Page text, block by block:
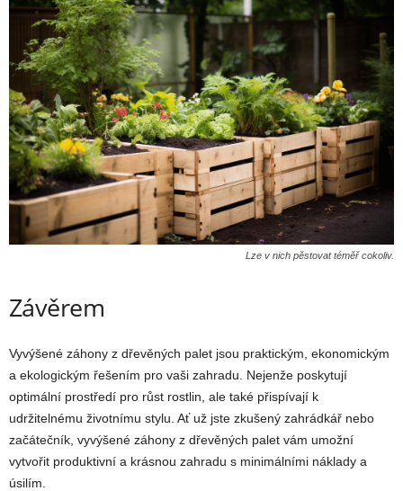
Lze v nich pěstovat téměř cokoliv.
Závěrem
Vyvýšené záhony z dřevěných palet jsou praktickým, ekonomickým
a ekologickým řešením pro vaši zahradu. Nejenže poskytují
optimální prostředí pro růst rostlin, ale také přispívají k
udržitelnému životnímu stylu. Ať už jste zkušený zahrádkář nebo
začátečník, vyvýšené záhony z dřevěných palet vám umožní
vytvořit produktivní a krásnou zahradu s minimálními náklady a
úsilím.